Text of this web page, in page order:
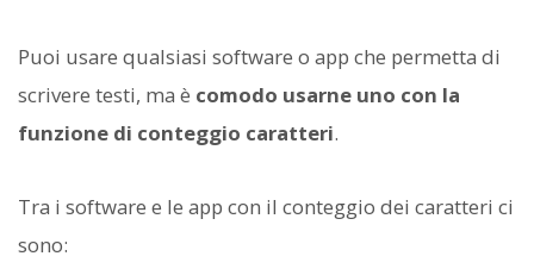
Puoi usare qualsiasi software o app che permetta di
scrivere testi, ma è comodo usarne uno con la
funzione di conteggio caratteri.
Tra i software e le app con il conteggio dei caratteri ci
sono: